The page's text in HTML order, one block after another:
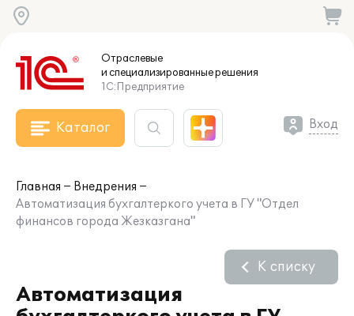
Отраслевые
и специализированныерешения
1С:Предприятие
Каталог Вход
Главная
Внедрения
Автоматизация бухгалтеркого учета в ГУ "Отдел
финансов города Жезказгана"
Автоматизация
К списку